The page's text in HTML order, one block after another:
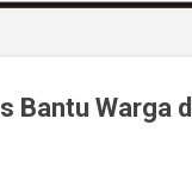
Bantu Warga